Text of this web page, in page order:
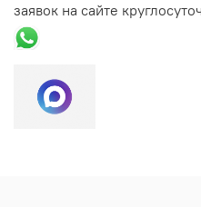
заявок на сайте